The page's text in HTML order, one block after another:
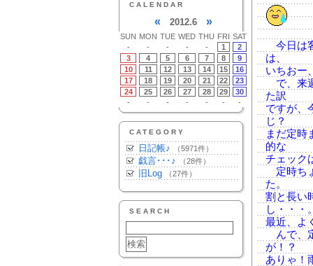
CALENDAR
« 2012.6 »
SUN MON TUE WED THU FRI SAT
-
- - - - 1
2
3
4 5 6 7 8
9
10
11 12 13 14 15
16
17
18 19 20 21 22
23
24
25 26 27 28 29
30
-
- - - - - -
CATEGORY
日記帳♪ （5971件）
戯言･･･♪ （28件）
旧Log （27件）
SEARCH
今日は
は、
いちおー
で、来
た訳
ですが、
じ？
まだ定時
的な
チェック
定時ち
た。
割と長い
し・・・
最近、よ
んで、
が！？
ありゃ！